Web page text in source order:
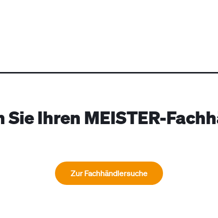
Sie Ihren MEISTER-
Zur Fachhändlersuche